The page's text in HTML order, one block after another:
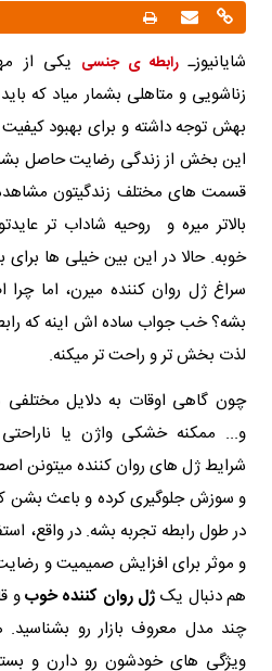
شایانیوزـرابطه ی جنسی یکی از
زناشویی و متاهلی بشمار میاد که
بهش توجه داشته و برای بهبود
این بخش از زندگی رضایت حاصل بشه
قسمت های مختلف زندگیتون مشاهده
بالاتر میره و روحیه شاداب تر
خوبه. حالا در این بین خیلی ها برای
سراغ ژل روان کننده میرن، اما چرا
بشه؟ خب جواب ساده‌ اش اینه که
لذت‌ بخش‌ تر و راحت‌ تر میکنه.
چون گاهی اوقات به دلایل
و... ممکنه خشکی واژن یا
شرایط ژل‌ های روان‌ کننده میتونن
و سوزش جلوگیری کرده و باعث
در طول رابطه تجربه بشه. در واقع،
و موثر برای افزایش صمیمیت و
هم دنبال یک ژل روان‌ کننده خوبو
چند مدل معروف بازار رو
ویژگی‌ های خودشون رو دارن و